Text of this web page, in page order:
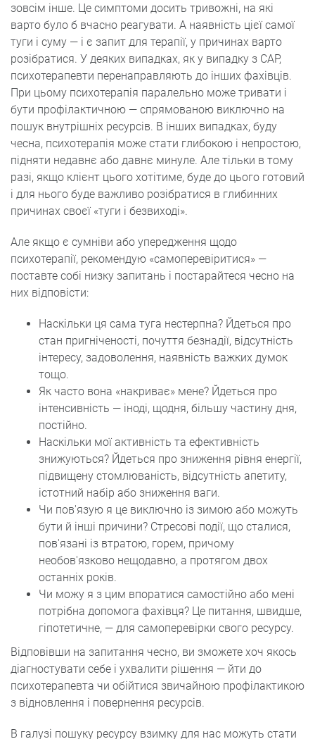
зовсім інше. Це симптоми досить тривожні, на які
варто було б вчасно реагувати. А наявність цієї самої
туги і суму — і є запит для терапії, у причинах варто
розібратися. У деяких випадках, як у випадку з САР,
психотерапевти перенаправляють до інших фахівців.
При цьому психотерапія паралельно може тривати і
бути профілактичною — спрямованою виключно на
пошук внутрішніх ресурсів. В інших випадках, буду
чесна, психотерапія може стати глибокою і непростою,
підняти недавнє або давнє минуле. Але тільки в тому
разі, якщо клієнт цього хотітиме, буде до цього готовий
і для нього буде важливо розібратися в глибинних
причинах своєї «туги і безвиході».
Але якщо є сумніви або упередження щодо
психотерапії, рекомендую «самоперевіритися» —
поставте собі низку запитань і постарайтеся чесно на
них відповісти:
Наскільки ця сама туга нестерпна? Йдеться про
стан пригніченості, почуття безнадії, відсутність
інтересу, задоволення, наявність важких думок
тощо.
Як часто вона «накриває» мене? Йдеться про
інтенсивність — іноді, щодня, більшу частину дня,
постійно.
Наскільки мої активність та ефективність
знижуються? Йдеться про зниження рівня енергії,
підвищену стомлюваність, відсутність апетиту,
істотний набір або зниження ваги.
Чи пов'язую я це виключно із зимою або можуть
бути й інші причини? Стресові події, що сталися,
пов'язані із втратою, горем, причому
необов'язково нещодавно, а протягом двох
останніх років.
Чи можу я з цим впоратися самостійно або мені
потрібна допомога фахівця? Це питання, швидше,
гіпотетичне, — для самоперевірки свого ресурсу.
Відповівши на запитання чесно, ви зможете хоч якось
діагностувати себе і ухвалити рішення — йти до
психотерапевта чи обійтися звичайною профілактикою
з відновлення і повернення ресурсів.
В галузі пошуку ресурсу взимку для нас можуть стати